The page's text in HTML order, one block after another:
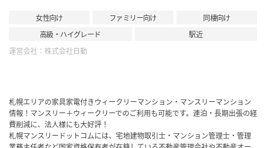
女性向け ファミリー向け
同棲向け
高級・ハイグレード
駅近
運営会社： 株式会社日動
札幌エリアの家具家電付きウィークリーマンション・マンスリーマンション
情報！マンスリー＋ウィークリーでのご利用も可能です。連泊・長期出張の経
費削減に、法人様にも大好評！
札幌マンスリードットコムには、宅地建物取引士・マンション管理士・管理